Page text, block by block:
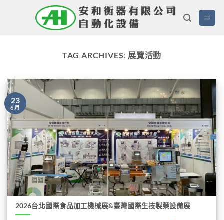
TAG ARCHIVES: 展覽活動
2026台北國際食品加工機械展&臺灣國際生技製藥設備展
23
6 月